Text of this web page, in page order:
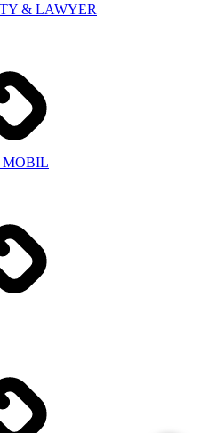
& LAWYER